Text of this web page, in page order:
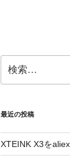
索:
最近の投稿
XTEINK X3を